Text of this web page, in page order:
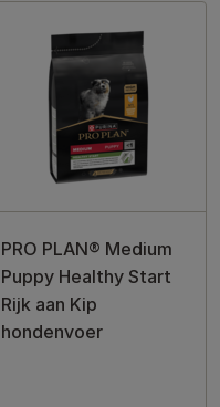
PRO PLAN® Medium
Puppy Healthy Start
Rijk aan Kip
hondenvoer